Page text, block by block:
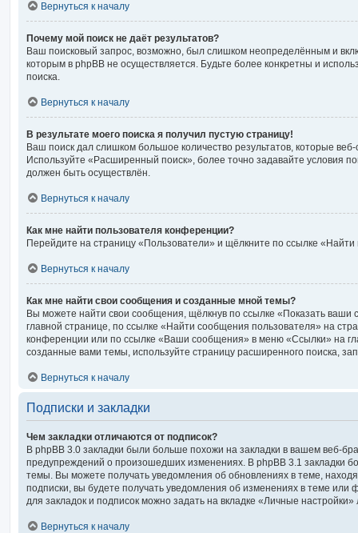
Вернуться к началу
Почему мой поиск не даёт результатов?
Ваш поисковый запрос, возможно, был слишком неопределённым и
которым в phpBB не осуществляется. Будьте более конкретны и
поиска.
Вернуться к началу
В результате моего поиска я получил пустую страницу!
Ваш поиск дал слишком большое количество результатов, которые
Используйте «Расширенный поиск», более точно задавайте условия
должен быть осуществлён.
Вернуться к началу
Как мне найти пользователя конференции?
Перейдите на страницу «Пользователи» и щёлкните по ссылке «Найти
Вернуться к началу
Как мне найти свои сообщения и созданные мной темы?
Вы можете найти свои сообщения, щёлкнув по ссылке «Показать ваши
главной странице, по ссылке «Найти сообщения пользователя» на
конференции или по ссылке «Ваши сообщения» в меню «Ссылки» на
созданные вами темы, используйте страницу расширенного поиска,
Вернуться к началу
Подписки и закладки
Чем закладки отличаются от подписок?
В phpBB 3.0 закладки были больше похожи на закладки в вашем веб-
предупреждений о произошедших изменениях. В phpBB 3.1 закладки
темы. Вы можете получать уведомления об обновлениях в теме,
подписки, вы будете получать уведомления об изменениях в теме или
для закладок и подписок можно задать на вкладке «Личные настройки»
Вернуться к началу